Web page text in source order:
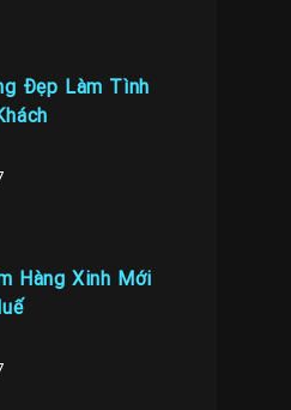
Đẹp Làm Tình
Hàng Xinh Mới